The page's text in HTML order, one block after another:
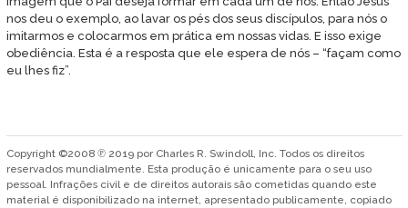
nos deu o exemplo, ao lavar os pés dos seus discípulos, para nós o
imitarmos e colocarmos em prática em nossas vidas. E isso exige
obediência. Esta é a resposta que ele espera de nós – “façam como
eu lhes fiz”.
Copyright ©2008 ℗ 2019 por Charles R. Swindoll, Inc. Todos os direitos
reservados mundialmente. Esta produção é unicamente para o seu uso
pessoal. Infrações civil e de direitos autorais são cometidas quando este
material é disponibilizado na internet, apresentado publicamente, copiado